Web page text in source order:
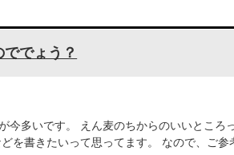
でょう？
今多いです。 えん麦のちからのいいところ
を書きたいって思ってます。 なので、ご参